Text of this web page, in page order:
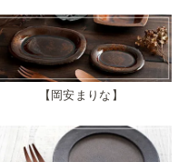
岡安まりな